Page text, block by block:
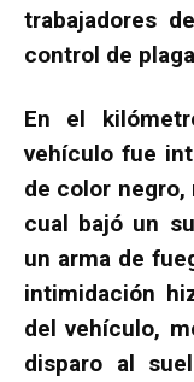
trabajadores
control de
En el
vehículo fue
de color negro,
cual bajó un
un arma de
intimidación
del vehículo,
disparo al